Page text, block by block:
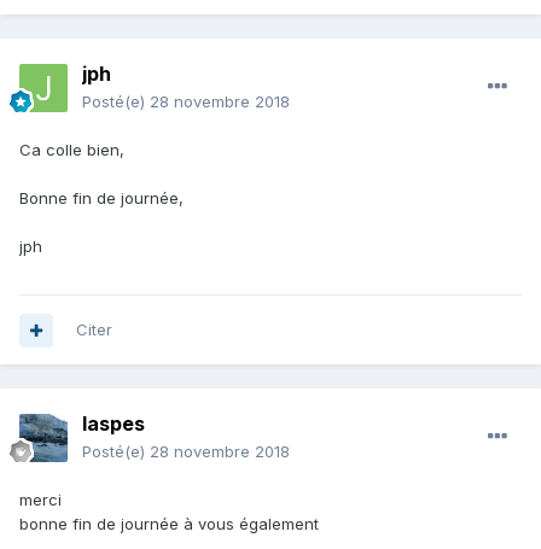
jph
Posté(e) 28 novembre 2018
Ca colle bien,
Bonne fin de journée,
jph
Citer
laspes
Posté(e) 28 novembre 2018
merci
bonne fin de journée à vous également